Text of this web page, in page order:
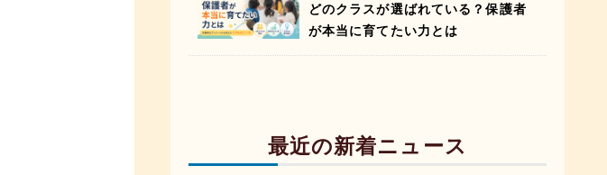
どのクラスが選ばれている？保護者
が本当に育てたい力とは
最近の新着ニュース